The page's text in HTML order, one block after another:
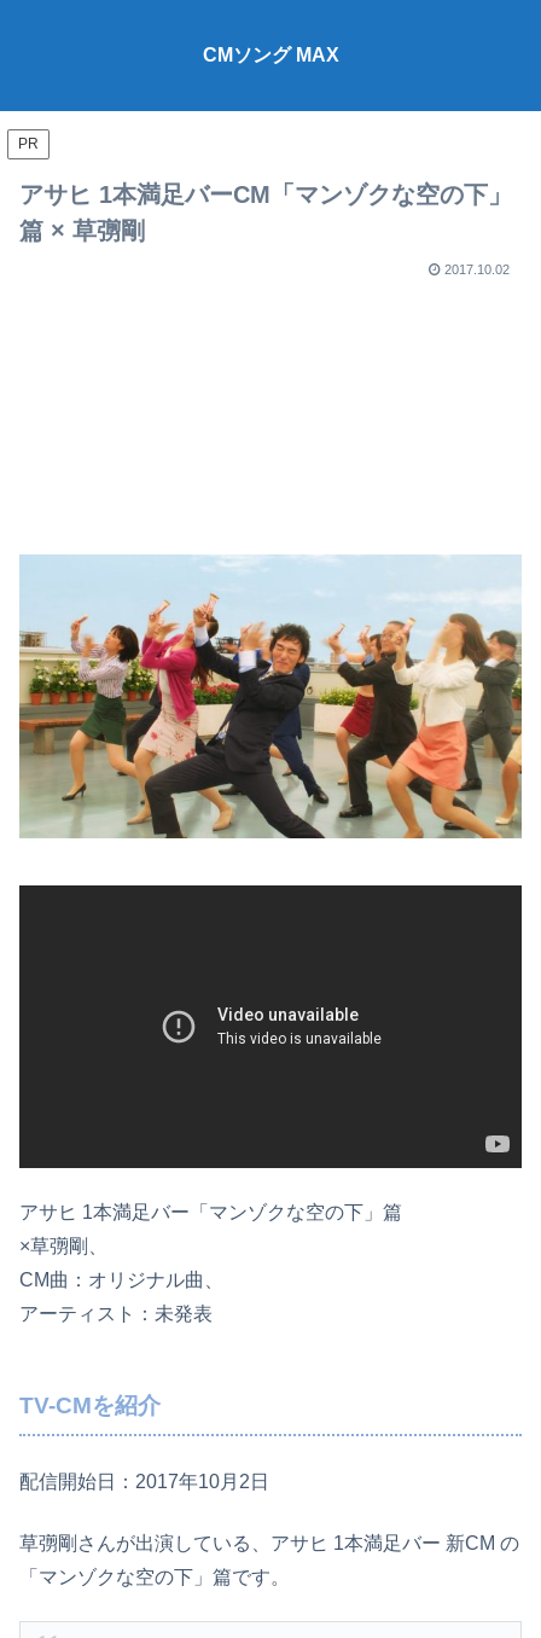
CMソング MAX
PR
アサヒ 1本満足バーCM「マンゾクな空の下」
篇 × 草彅剛
2017.10.02
アサヒ 1本満足バー「マンゾクな空の下」篇
×草彅剛、
CM曲：オリジナル曲、
アーティスト：未発表
TV-CMを紹介
配信開始日：2017年10月2日
草彅剛さんが出演している、アサヒ 1本満足バー 新CM の
「マンゾクな空の下」篇です。